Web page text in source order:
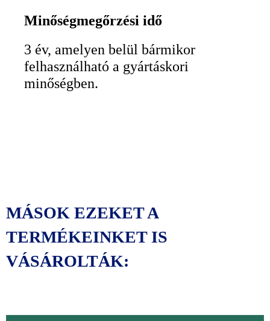
Minőségmegőrzési idő
3 év, amelyen belül bármikor
felhasználható a gyártáskori
minőségben.
MÁSOK EZEKET A
TERMÉKEINKET IS
VÁSÁROLTÁK:
price
price